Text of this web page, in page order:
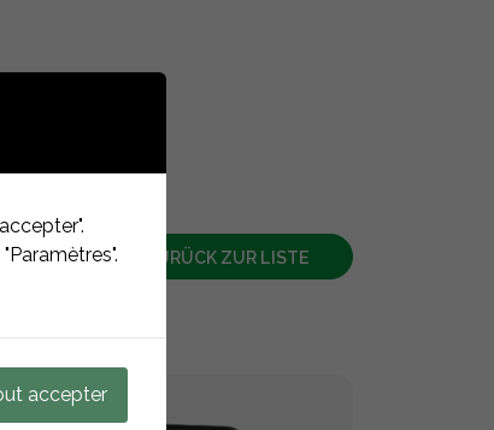
ZURÜCK ZUR LISTE
accepter